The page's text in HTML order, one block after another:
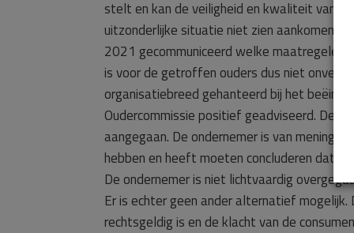
stelt en kan de veiligheid en kwaliteit van de
uitzonderlijke situatie niet zien aankomen
2021 gecommuniceerd welke maatregelen
is voor de getroffen ouders dus niet
organisatiebreed gehanteerd bij het
Oudercommissie positief geadviseerd. De
aangegaan. De ondernemer is van mening
hebben en heeft moeten concluderen dat
De ondernemer is niet lichtvaardig
Er is echter geen ander alternatief
rechtsgeldig is en de klacht van de